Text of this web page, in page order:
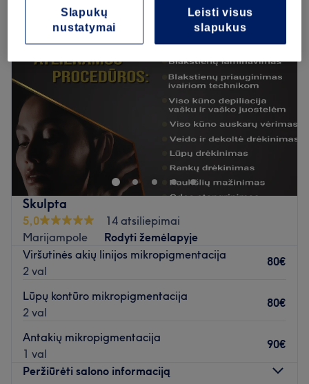
Skulpta
5,0
14 atsiliepimai
Marijampole
Rodyti žemėlapyje
Viršutinės akių linijos mikropigmentacija
2 val
80€
Lūpų kontūro mikropigmentacija
2 val
80€
Antakių mikropigmentacija
1 val
90€
Peržiūrėti salono informaciją
Leisti visus
slapukus
Slapukų
nustatymai